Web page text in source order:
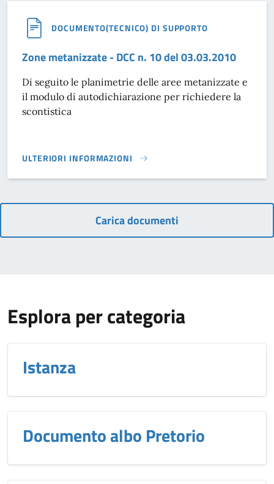
DOCUMENTO(TECNICO) DI SUPPORTO
Zone metanizzate - DCC n. 10 del 03.03.2010
Di seguito le planimetrie delle aree metanizzate e
il modulo di autodichiarazione per richiedere la
scontistica
ULTERIORI INFORMAZIONI
ZONE METANIZZATE - DCC N. 10 DEL 03.03.2010}
Carica documenti
Esplora per categoria
Istanza
Documento albo Pretorio